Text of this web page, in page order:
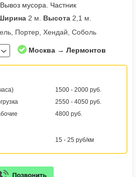
мусора. Частник
2 м. Высота 2,1 м.
Портер, Хендай, Соболь
Москва → Лермонтов
1500 - 2000 руб.
2550 - 4050 руб.
4800 руб.
15 - 25 руб/км